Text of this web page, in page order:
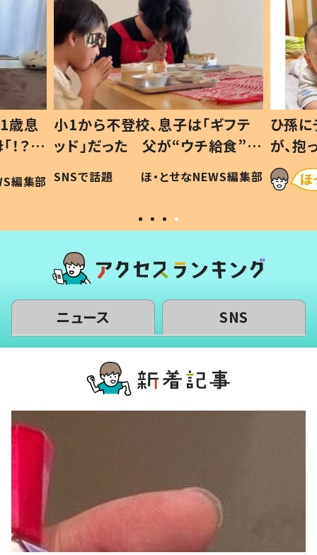
歳息
？」
編集部
小1から不登校、息子は「ギフテ
ッド」だった 父が“ウチ給食”を
作り続ける理由とは #令和の親
#令和の子
SNSで話題 ほ・とせなNEWS編集部
ひ孫
が、
「涙が
い」
ニュース SNS